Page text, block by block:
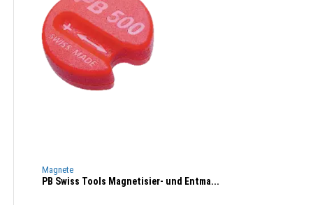
Magnete
PB Swiss Tools Magnetisier- und Entma...